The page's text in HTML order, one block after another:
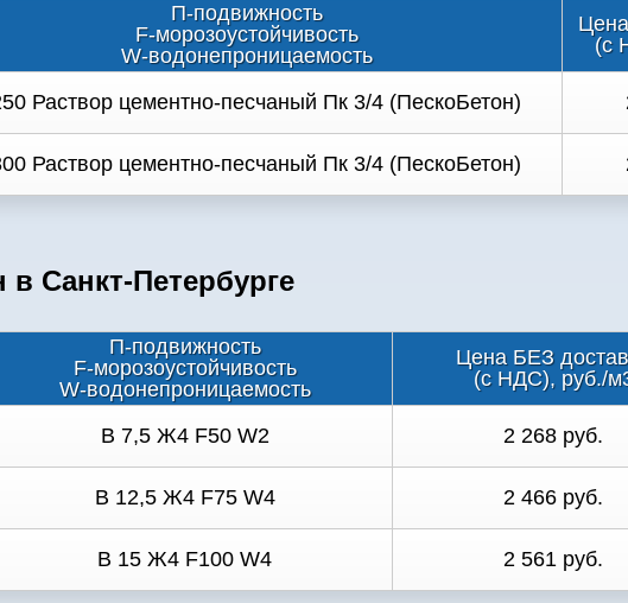
П-подвижность
F-морозоустойчивость
W-водонепроницаемость
(с
Раствор цементно-песчаный Пк 3/4 (ПескоБетон)
Раствор цементно-песчаный Пк 3/4 (ПескоБетон)
Санкт-Петербурге
П-подвижность
F-морозоустойчивость
W-водонепроницаемость
Цена БЕЗ
(с НДС), руб./
B 7,5 Ж4 F50 W2 2 268 руб.
В 12,5 Ж4 F75 W4 2 466 руб.
В 15 Ж4 F100 W4 2 561 руб.